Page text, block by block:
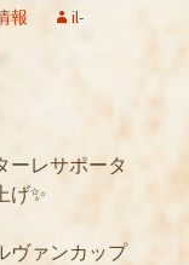
報
il-
ーレサポータ
げ✨
ヴァンカップ